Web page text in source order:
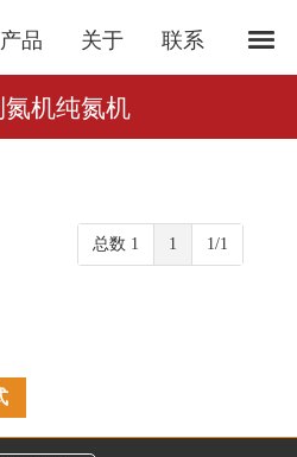
产品 关于 联系
氮机纯氮机
总数 1 1 1/1